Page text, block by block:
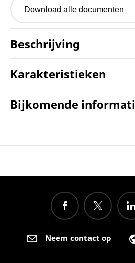
Download alle documenten
Beschrijving
Karakteristieken
Bijkomende
Neem contact op